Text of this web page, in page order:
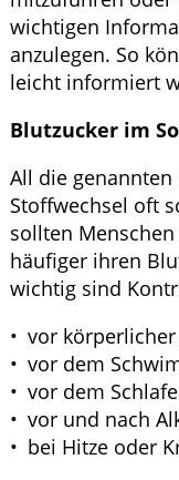
wichtigen
anzulegen. So
leicht informiert
Blutzucker im
All die
Stoffwechsel oft
sollten
häufiger ihren
wichtig sind
vor
vor dem
vor dem
vor und nach
bei Hitze oder